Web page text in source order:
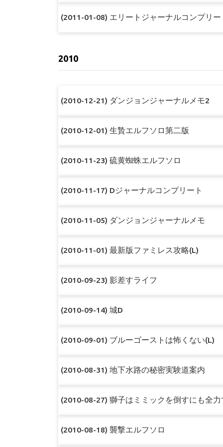
(2011-01-08) エリートジャーナルコンプリー
2010
(2010-12-21) ダンジョンジャーナルメモ2
(2010-12-01) 生贄エルフソロ第二版
(2010-11-23) 硫黄蜘蛛エルフソロ
(2010-11-17) Dジャーナルコンプリート
(2010-11-05) ダンジョンジャーナルメモ
(2010-11-01) 最新版ファミレス攻略(L)
(2010-09-23) 影差すライフ
(2010-09-14) 城D
(2010-09-01) ブルーゴーストは怖くない(L)
(2010-08-31) 地下水路の秘密実験道案内
(2010-08-27) 獅子はミミックを倒すにも全力
(2010-08-18) 襲撃エルフソロ